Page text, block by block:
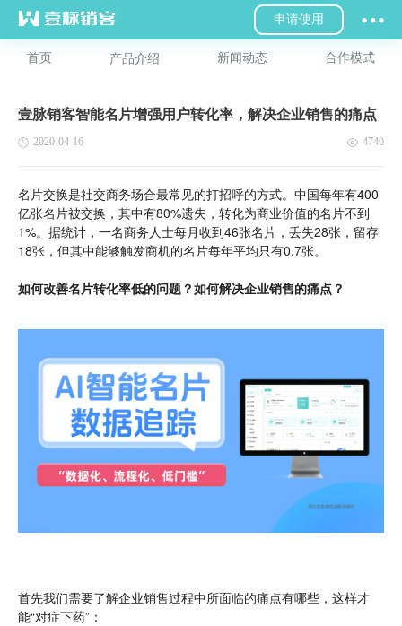
申请使用
首页 产品介绍 新闻动态 合作模式
壹脉销客智能名片增强用户转化率，解决企业销售的痛点
2020-04-16 4740
名片交换是社交商务场合最常见的打招呼的方式。中国每年有400
亿张名片被交换，其中有80%遗失，转化为商业价值的名片不到
1%。据统计，一名商务人士每月收到46张名片，丢失28张，留存
18张，但其中能够触发商机的名片每年平均只有0.7张。
如何改善名片转化率低的问题？如何解决企业销售的痛点？
首先我们需要了解企业销售过程中所面临的痛点有哪些，这样才
能“对症下药”：